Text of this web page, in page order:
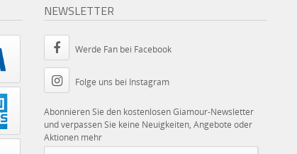
NEWSLETTER
Werde Fan bei Facebook
Folge uns bei Instagram
Abonnieren Sie den kostenlosen Giamour-Newsletter
und verpassen Sie keine Neuigkeiten, Angebote oder
Aktionen mehr